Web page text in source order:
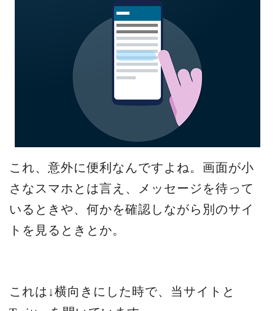
これ、意外に便利なんですよね。画面が小
さなスマホとは言え、メッセージを待って
いるときや、何かを確認しながら別のサイ
トを見るときとか。
これは↓横向きにした時で、当サイトと